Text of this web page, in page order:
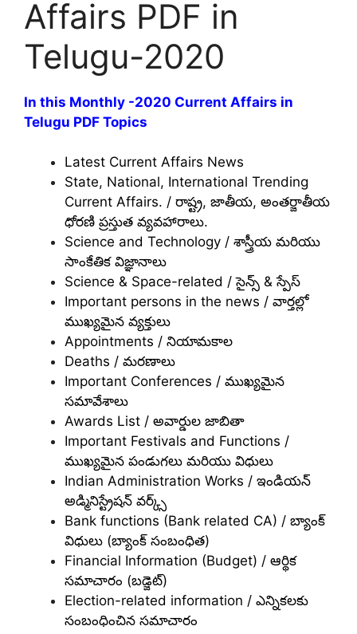
Affairs PDF in
Telugu-2020
In this Monthly -2020 Current Affairs in
Telugu PDF Topics
Latest Current Affairs News
State, National, International Trending
Current Affairs. / రాష్ట్ర, జాతీయ, అంతర్జాతీయ
ధోరణి ప్రస్తుత వ్యవహారాలు.
Science and Technology / శాస్త్రీయ మరియు
సాంకేతిక విజ్ఞానాలు
Science & Space-related / సైన్స్ & స్పేస్
Important persons in the news / వార్తల్లో
ముఖ్యమైన వ్యక్తులు
Appointments / నియామకాల
Deaths / మరణాలు
Important Conferences / ముఖ్యమైన
సమావేశాలు
Awards List / అవార్డుల జాబితా
Important Festivals and Functions /
ముఖ్యమైన పండుగలు మరియు విధులు
Indian Administration Works / ఇండియన్
అడ్మినిస్ట్రేషన్ వర్క్స్
Bank functions (Bank related CA) / బ్యాంక్
విధులు (బ్యాంక్ సంబంధిత)
Financial Information (Budget) / ఆర్థిక
సమాచారం (బడ్జెట్)
Election-related information / ఎన్నికలకు
సంబంధించిన సమాచారం